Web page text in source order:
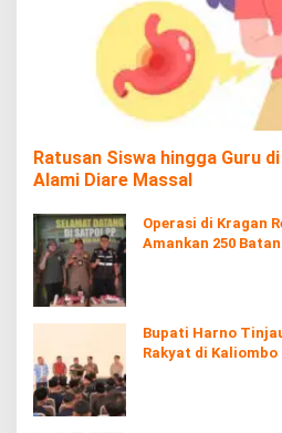
Ratusan Siswa hingga Guru
Alami Diare Massal
Operasi di Kragan
Amankan 250
Bupati Harno
Rakyat di Kaliombo